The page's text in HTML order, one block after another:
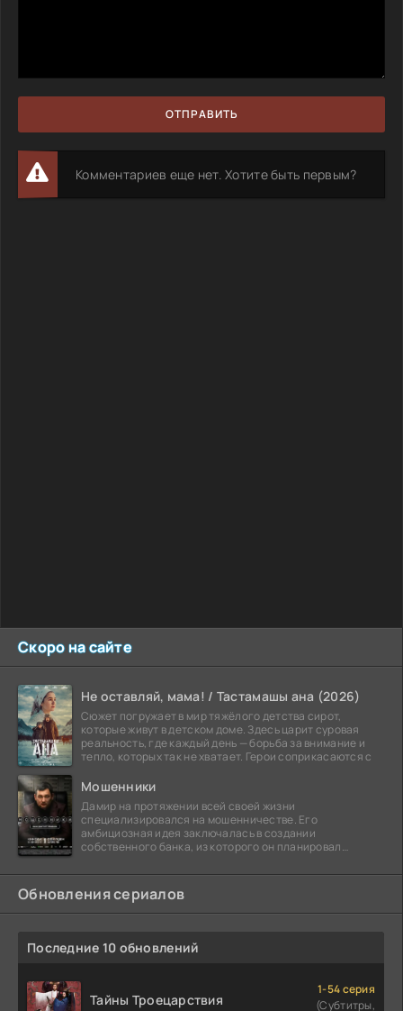
Скоро на сайте
Не оставляй, мама! / Тастамашы ана (2026)
Сюжет погружает в мир тяжёлого детства сирот,
которые живут в детском доме. Здесь царит суровая
реальность, где каждый день — борьба за внимание и
тепло, которых так не хватает. Герои соприкасаются с
Мошенники
Дамир на протяжении всей своей жизни
специализировался на мошенничестве. Его
амбициозная идея заключалась в создании
собственного банка, из которого он планировал
Обновления сериалов
Последние 10 обновлений
Тайны Троецарствия
1-54 серия
(Субтитры,
ОТПРАВИТЬ
Комментариев еще нет. Хотите быть первым?